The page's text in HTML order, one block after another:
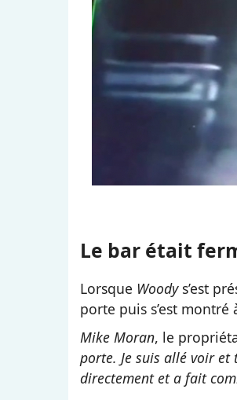
Le bar était
Lorsque Woodys’est
porte puis s’est montré
Mike Moran, le
porte. Je suis allé voir
directement et a fait